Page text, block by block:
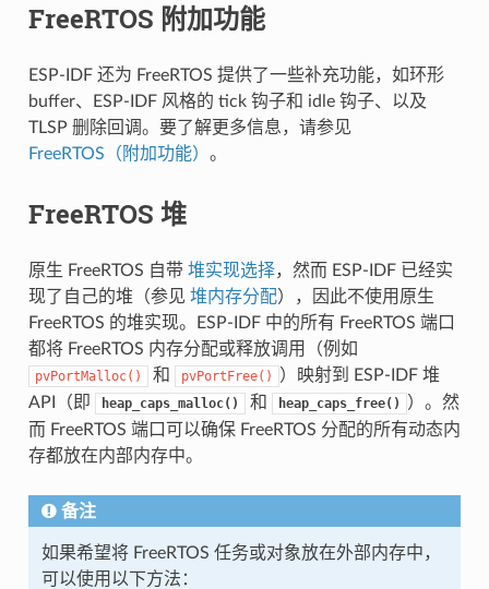
FreeRTOS 附加功能
ESP-IDF 还为 FreeRTOS 提供了一些补充功能，如环形
buffer、ESP-IDF 风格的 tick 钩子和 idle 钩子、以及
TLSP 删除回调。要了解更多信息，请参见
FreeRTOS（附加功能） 。
FreeRTOS 堆
原生 FreeRTOS 自带 堆实现选择，然而 ESP-IDF 已经实
现了自己的堆（参见 堆内存分配），因此不使用原生
FreeRTOS 的堆实现。ESP-IDF 中的所有 FreeRTOS 端口
都将 FreeRTOS 内存分配或释放调用（例如
pvPortMalloc() 和 pvPortFree()
）映射到 ESP-IDF 堆
API（即
heap_caps_malloc() 和 heap_caps_free()
）。然
而 FreeRTOS 端口可以确保 FreeRTOS 分配的所有动态内
存都放在内部内存中。
备注
如果希望将 FreeRTOS 任务或对象放在外部内存中，
可以使用以下方法：